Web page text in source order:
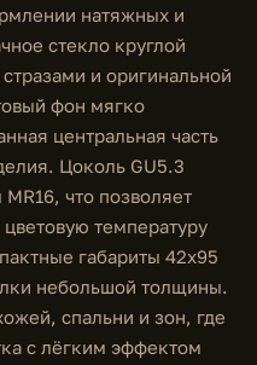
натяжных и
стекло круглой
и оригинальной
фон мягко
центральная часть
Цоколь GU5.3
что позволяет
температуру
габариты 42x95
небольшой толщины.
спальни и зон, где
с лёгким эффектом